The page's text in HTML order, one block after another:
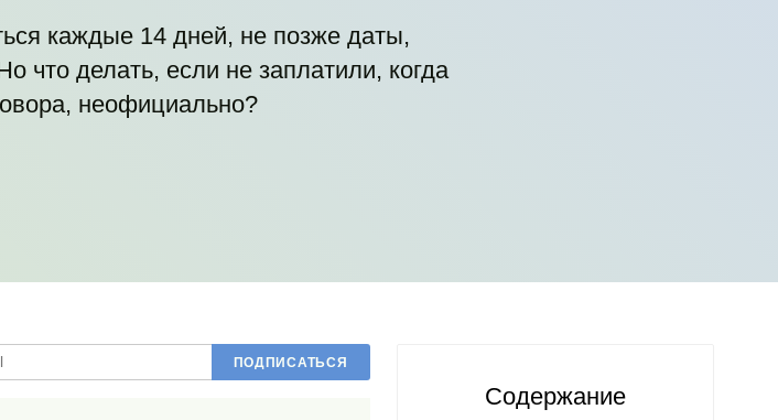
каждые 14 дней, не позже даты,
что делать, если не заплатили, когда
неофициально?
Содержание